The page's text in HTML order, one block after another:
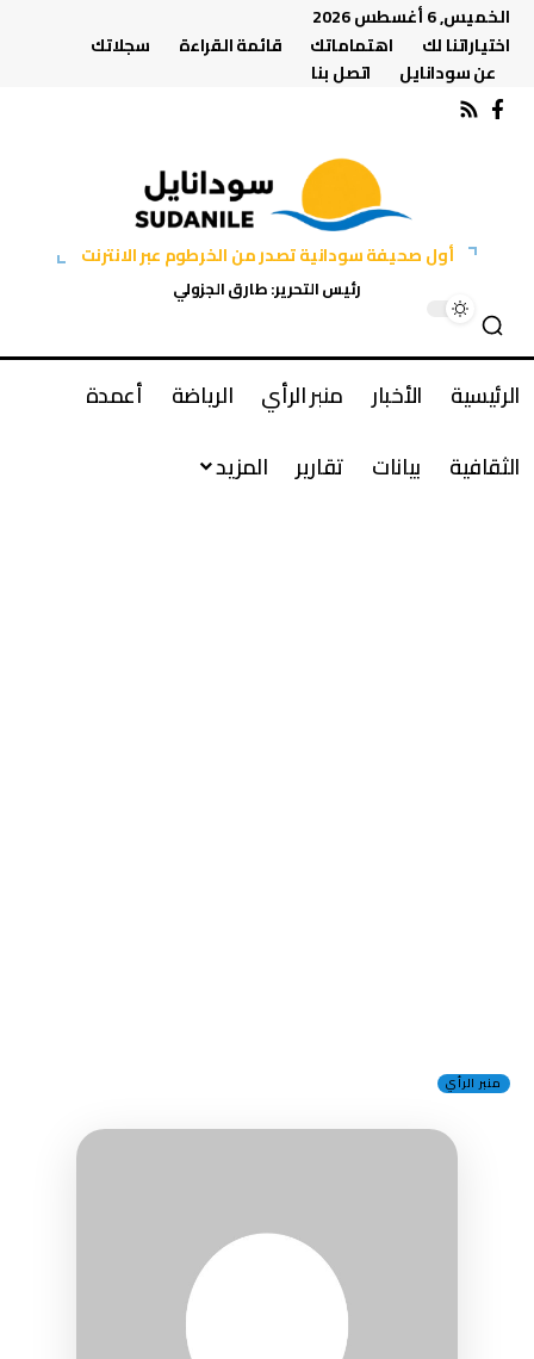
الخميس, 6 أغسطس 2026
اختياراتنا لك
اهتماماتك قائمة القراءة
سجلاتك
عن سودانايل
اتصل بنا
أول صحيفة سودانية تصدر من الخرطوم عبر الانترنت
رئيس التحرير: طارق الجزولي
الرئيسية الأخبار منبر الرأي الرياضة
أعمدة
الثقافية
بيانات تقارير المزيد
منبر الرأي